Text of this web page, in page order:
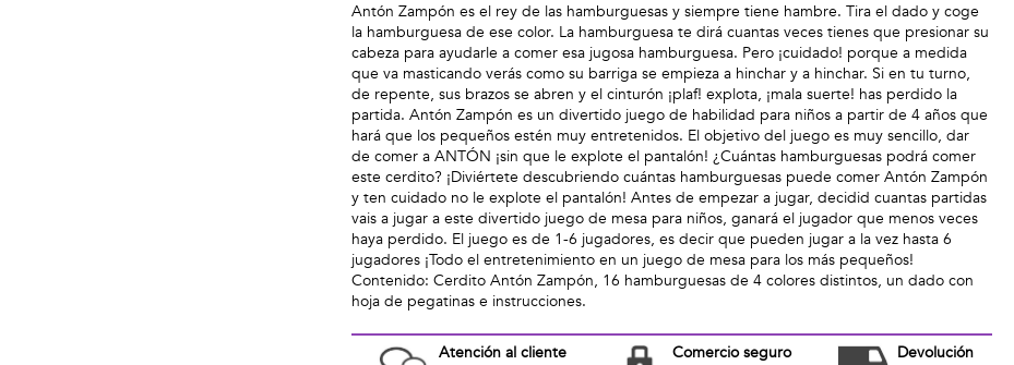
Antón Zampón es el rey de las hamburguesas y siempre tiene hambre. Tira el dado y coge
la hamburguesa de ese color. La hamburguesa te dirá cuantas veces tienes que presionar su
cabeza para ayudarle a comer esa jugosa hamburguesa. Pero ¡cuidado! porque a medida
que va masticando verás como su barriga se empieza a hinchar y a hinchar. Si en tu turno,
de repente, sus brazos se abren y el cinturón ¡plaf! explota, ¡mala suerte! has perdido la
partida. Antón Zampón es un divertido juego de habilidad para niños a partir de 4 años que
hará que los pequeños estén muy entretenidos. El objetivo del juego es muy sencillo, dar
de comer a ANTÓN ¡sin que le explote el pantalón! ¿Cuántas hamburguesas podrá comer
este cerdito? ¡Diviértete descubriendo cuántas hamburguesas puede comer Antón Zampón
y ten cuidado no le explote el pantalón! Antes de empezar a jugar, decidid cuantas partidas
vais a jugar a este divertido juego de mesa para niños, ganará el jugador que menos veces
haya perdido. El juego es de 1-6 jugadores, es decir que pueden jugar a la vez hasta 6
jugadores ¡Todo el entretenimiento en un juego de mesa para los más pequeños!
Contenido: Cerdito Antón Zampón, 16 hamburguesas de 4 colores distintos, un dado con
hoja de pegatinas e instrucciones.
Atención al cliente
Comercio seguro
Devolución